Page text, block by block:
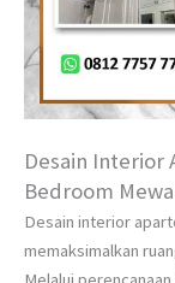
Desain Interior
Bedroom
Desain interior
memaksimalkan